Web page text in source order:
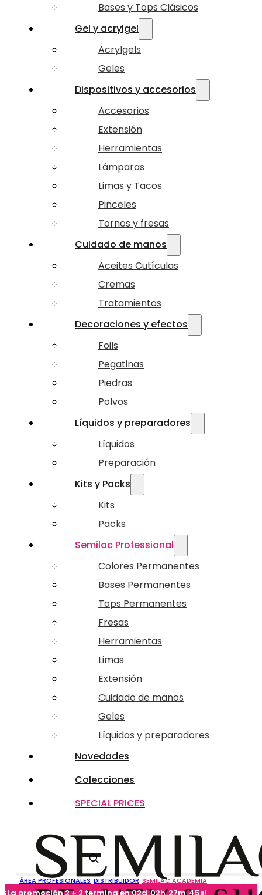
Bases y Tops Clásicos
Gel y acrylgel
Acrylgels
Geles
Dispositivos y accesorios
Accesorios
Extensión
Herramientas
Lámparas
Limas y Tacos
Pinceles
Tornos y fresas
Cuidado de manos
Aceites Cutículas
Cremas
Tratamientos
Decoraciones y efectos
Foils
Pegatinas
Piedras
Polvos
Líquidos y preparadores
Líquidos
Preparación
Kits y Packs
Kits
Packs
Semilac Professional
Colores Permanentes
Bases Permanentes
Tops Permanentes
Fresas
Herramientas
Limas
Extensión
Cuidado de manos
Geles
Líquidos y preparadores
Novedades
Colecciones
SPECIAL PRICES
ÁREA PROFESIONALES DISTRIBUIDOR SEMILAC ACADEMIA